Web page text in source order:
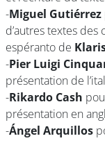
-Miguel Gutiérrez
d’autres textes
espéranto de
-Pier Luigi
présentation de
-Rikardo Cash
présentation en
-Ángel Arquillos